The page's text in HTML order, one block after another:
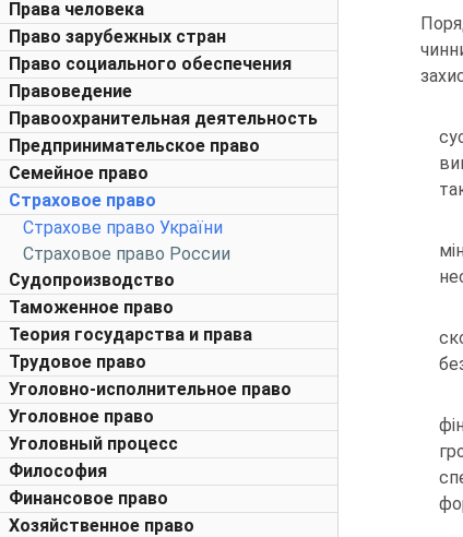
Права человека
Право зарубежных стран
Право социального обеспечения
Правоведение
Правоохранительная деятельность
Предпринимательское право
Семейное право
Страховое право
Страхове право України
Страховое право России
Судопроизводство
Таможенное право
Теория государства и права
Трудовое право
Уголовно-исполнительное право
Уголовное право
Уголовный процесс
Философия
Финансовое право
Хозяйственное право